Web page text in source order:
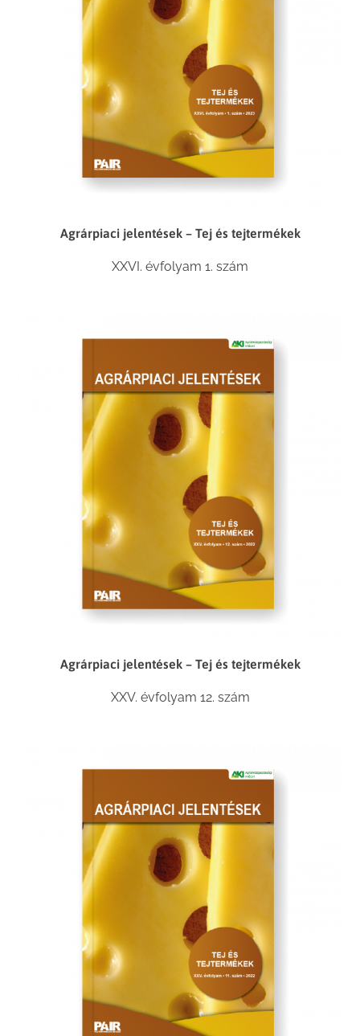
Agrárpiaci jelentések – Tej és tejtermékek
XXVI. évfolyam 1. szám
Agrárpiaci jelentések – Tej és tejtermékek
XXV. évfolyam 12. szám